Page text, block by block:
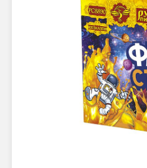
Фейерверк-шоу
Батареи салютов
Цветной дым
Батареи салютов
Маленькие фейерверки
Средние фейерверки